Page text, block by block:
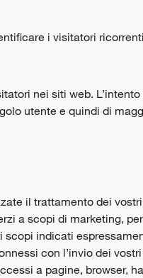
i visitatori
nei siti web.
utente e quindi di
il trattamento dei
a scopi di marketing,
indicati
con l’invio dei
a pagine, browser,